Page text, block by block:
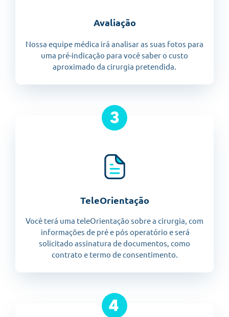
Avaliação
Nossa equipe médica irá analisar as suas fotos para
uma pré-indicação para você saber o custo
aproximado da cirurgia pretendida.
TeleOrientação
Você terá uma teleOrientação sobre a cirurgia, com
informações de pré e pós operatório e será
solicitado assinatura de documentos, como
contrato e termo de consentimento.